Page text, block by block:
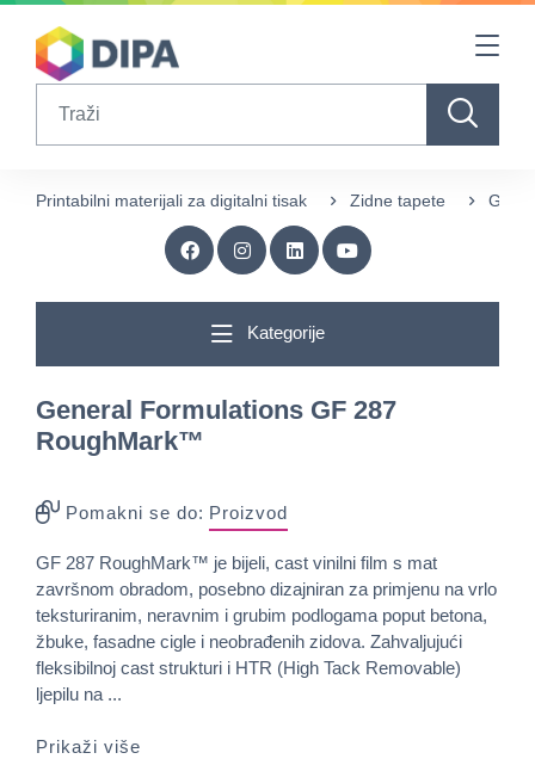
Table Of Content
Printabilni materijali za digitalni tisak Zidne tapete
Kategorije
General Formulations GF 287
RoughMark™
Pomakni se do: Proizvod
GF 287 RoughMark™ je bijeli, cast vinilni film s mat
završnom obradom, posebno dizajniran za primjenu na vrlo
teksturiranim, neravnim i grubim podlogama poput betona,
žbuke, fasadne cigle i neobrađenih zidova. Zahvaljujući
fleksibilnoj cast strukturi i HTR (High Tack Removable)
ljepilu na ...
Prikaži više